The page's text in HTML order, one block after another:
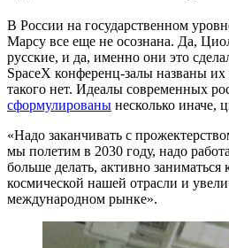
В России на государственном
Марсу все еще не осознана. Да,
русские, и да, именно они это
SpaceX конференц-залы названы
такого нет. Идеалы современных
сформулированы несколько иначе,
«Надо заканчивать с
мы полетим в 2030 году, надо
больше делать, активно
космической нашей отрасли и
международном рынке».